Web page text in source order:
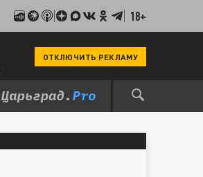
18+
ОТКЛЮЧИТЬ РЕКЛАМУ